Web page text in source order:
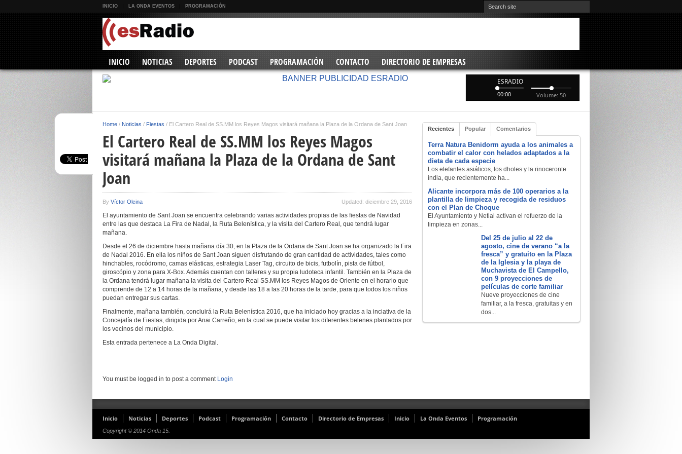
INICIO LA ONDA EVENTOS PROGRAMACIÓN
INICIO NOTICIAS DEPORTES PODCAST PROGRAMACIÓN CONTACTO DIRECTORIO DE EMPRESAS
ESRADIO
00:00 Volume: 50
Home / Noticias / Fiestas / El Cartero Real de SS.MM los Reyes Magos visitará mañana la Plaza de la Ordana de Sant Joan
El Cartero Real de SS.MM los Reyes Magos
visitará mañana la Plaza de la Ordana de Sant
Joan
By Víctor Olcina Updated: diciembre 29, 2016
El ayuntamiento de Sant Joan se encuentra celebrando varias actividades propias de las fiestas de Navidad
entre las que destaca La Fira de Nadal, la Ruta Belenística, y la visita del Cartero Real, que tendrá lugar
mañana.
Desde el 26 de diciembre hasta mañana día 30, en la Plaza de la Ordana de Sant Joan se ha organizado la Fira
de Nadal 2016. En ella los niños de Sant Joan siguen disfrutando de gran cantidad de actividades, tales como
hinchables, rocódromo, camas elásticas, estrategia Laser Tag, circuito de bicis, futbolín, pista de fútbol,
giroscópio y zona para X-Box. Además cuentan con talleres y su propia ludoteca infantil. También en la Plaza de
la Ordana tendrá lugar mañana la visita del Cartero Real SS.MM los Reyes Magos de Oriente en el horario que
comprende de 12 a 14 horas de la mañana, y desde las 18 a las 20 horas de la tarde, para que todos los niños
puedan entregar sus cartas.
Finalmente, mañana también, concluirá la Ruta Belenística 2016, que ha iniciado hoy gracias a la inciativa de la
Concejalía de Fiestas, dirigida por Anai Carreño, en la cual se puede visitar los diferentes belenes plantados por
los vecinos del municipio.
Esta entrada pertenece a La Onda Digital.
You must be logged in to post a comment Login
Recientes Popular Comentarios
Terra Natura Benidorm ayuda a los animales a
combatir el calor con helados adaptados a la
dieta de cada especie
Los elefantes asiáticos, los dholes y la rinoceronte
india, que recientemente ha...
Alicante incorpora más de 100 operarios a la
plantilla de limpieza y recogida de residuos
con el Plan de Choque
El Ayuntamiento y Netial activan el refuerzo de la
limpieza en zonas...
Del 25 de julio al 22 de
agosto, cine de verano “a la
fresca” y gratuito en la Plaza
de la Iglesia y la playa de
Muchavista de El Campello,
con 9 proyecciones de
películas de corte familiar
Nueve proyecciones de cine
familiar, a la fresca, gratuitas y en
dos...
Inicio Noticias Deportes Podcast Programación Contacto Directorio de Empresas Inicio La Onda Eventos Programación
Copyright © 2014 Onda 15.